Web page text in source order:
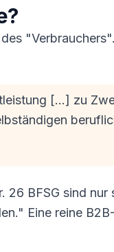
[...] zu
26 BFSG sind
Eine reine